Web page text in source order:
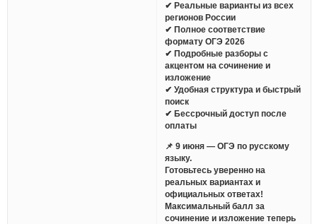
✔ Реальные варианты из всех
регионов России
✔ Полное соответствие
формату ОГЭ 2026
✔ Подробные разборы с
акцентом на сочинение и
изложение
✔ Удобная структура и быстрый
поиск
✔ Бессрочный доступ после
оплаты
📌 9 июня — ОГЭ по русскому
языку.
Готовьтесь уверенно на
реальных вариантах и
официальных ответах!
Максимальный балл за
сочинение и изложение теперь